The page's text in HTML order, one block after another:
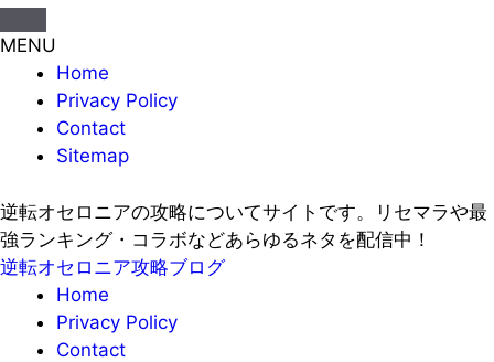
MENU
Home
Privacy Policy
Contact
Sitemap
逆転オセロニアの攻略についてサイトです。リセマラや最
強ランキング・コラボなどあらゆるネタを配信中！
逆転オセロニア攻略ブログ
Home
Privacy Policy
Contact